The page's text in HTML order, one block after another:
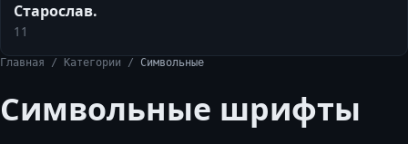
Старослав.
11
Главная / Категории / Символьные
Символьные шрифты